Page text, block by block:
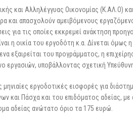
και Αλληλέγγυας Οικονομίας (Κ.ΑΛ.Ο)
και απασχολούν αμειβόμενους
για τις οποίες εκκρεμεί ανάκτηση
η οικία του εργοδότη κ.α. Δίνεται όμως
εξαιρείται του προγράμματος, η
εργασιών, υποβάλλοντας σχετική
εργοδοτικές εισφορές για
Πάσχα και του επιδόματος αδείας,
αδείας ανώτατο όριο τα 175 ευρώ.